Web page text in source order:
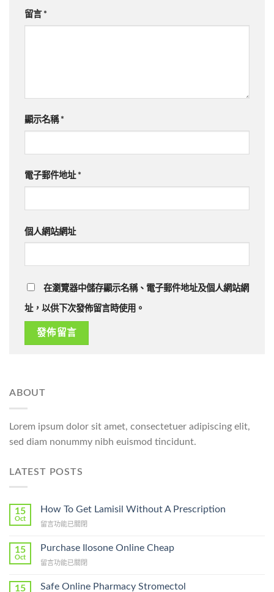
留言 *
顯示名稱 *
電子郵件地址 *
個人網站網址
在瀏覽器中儲存顯示名稱、電子郵件地址及個人網站網
址，以供下次發佈留言時使用。
ABOUT
Lorem ipsum dolor sit amet, consectetuer adipiscing elit,
sed diam nonummy nibh euismod tincidunt.
LATEST POSTS
15
Oct
How To Get Lamisil Without A Prescription
在
To
Lamisil
A
留言功能已關閉
15
Oct
Purchase Ilosone Online Cheap
在
Ilosone
留言功能已關閉
15 Safe Online Pharmacy Stromectol